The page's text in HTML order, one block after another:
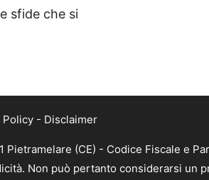
sfide che si
Policy - Disclaimer
(CE) - Codice Fiscale e
Non può pertanto considerarsi un